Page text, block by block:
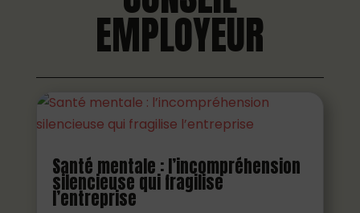
EMPLOYEUR
Santé mentale : l’incompréhension
silencieuse qui fragilise
l’entreprise